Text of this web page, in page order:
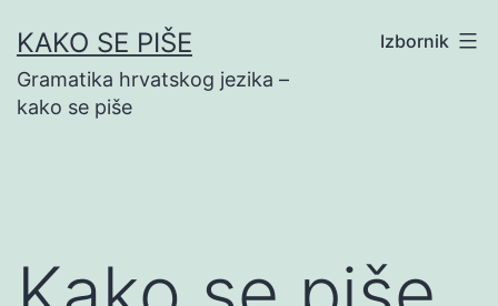
na
sadržaj
KAKO SE PIŠE
Gramatika hrvatskog jezika –
kako se piše
Izbornik